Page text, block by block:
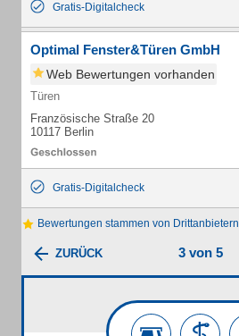
Gratis-Digitalcheck
Optimal Fenster&Türen GmbH
Web Bewertungen vorhanden
Türen
Französische Straße 20
10117 Berlin
Gratis-Digitalcheck
Bewertungen stammen von Drittanbietern
ZURÜCK 3 von 5